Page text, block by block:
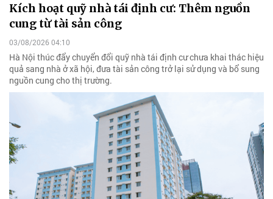
Kích hoạt quỹ nhà tái định cư: Thêm nguồn
cung từ tài sản công
03/08/2026 04:10
Hà Nội thúc đẩy chuyển đổi quỹ nhà tái định cư chưa khai thác hiệu
quả sang nhà ở xã hội, đưa tài sản công trở lại sử dụng và bổ sung
nguồn cung cho thị trường.